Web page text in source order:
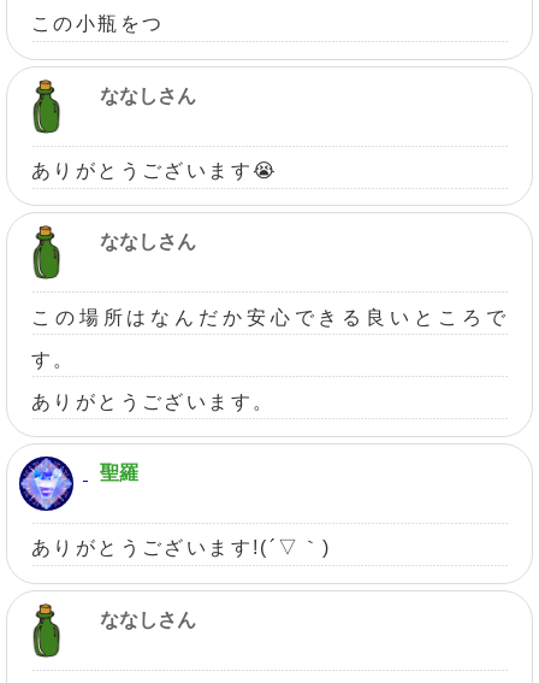
この小瓶をつ
ななしさん
ありがとうございます😭
ななしさん
この場所はなんだか安心できる良いところで
す。
ありがとうございます。
聖羅
ありがとうございます!(´▽｀)
ななしさん